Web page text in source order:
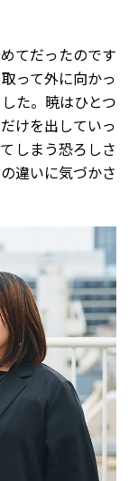
てだったのです
って外に向かっ
た。暁はひとつ
けを出していっ
しまう恐ろしさ
違いに気づかさ